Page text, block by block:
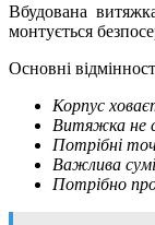
Вбудована
монтується
Основні
Корпус
Витяжка не
Потрібні
Важлива
Потрібно